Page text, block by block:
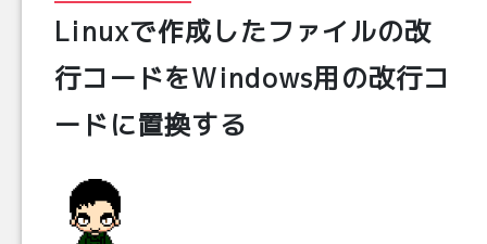
Linuxで作成したファイルの改
行コードをWindows用の改行コ
ードに置換する